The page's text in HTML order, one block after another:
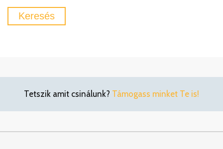
Tetszik amit csinálunk? Támogass minket Te is!